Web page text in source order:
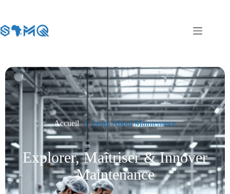
Accueil Learn About Maintenance
Explorer, Maîtriser & Innover
Maintenance